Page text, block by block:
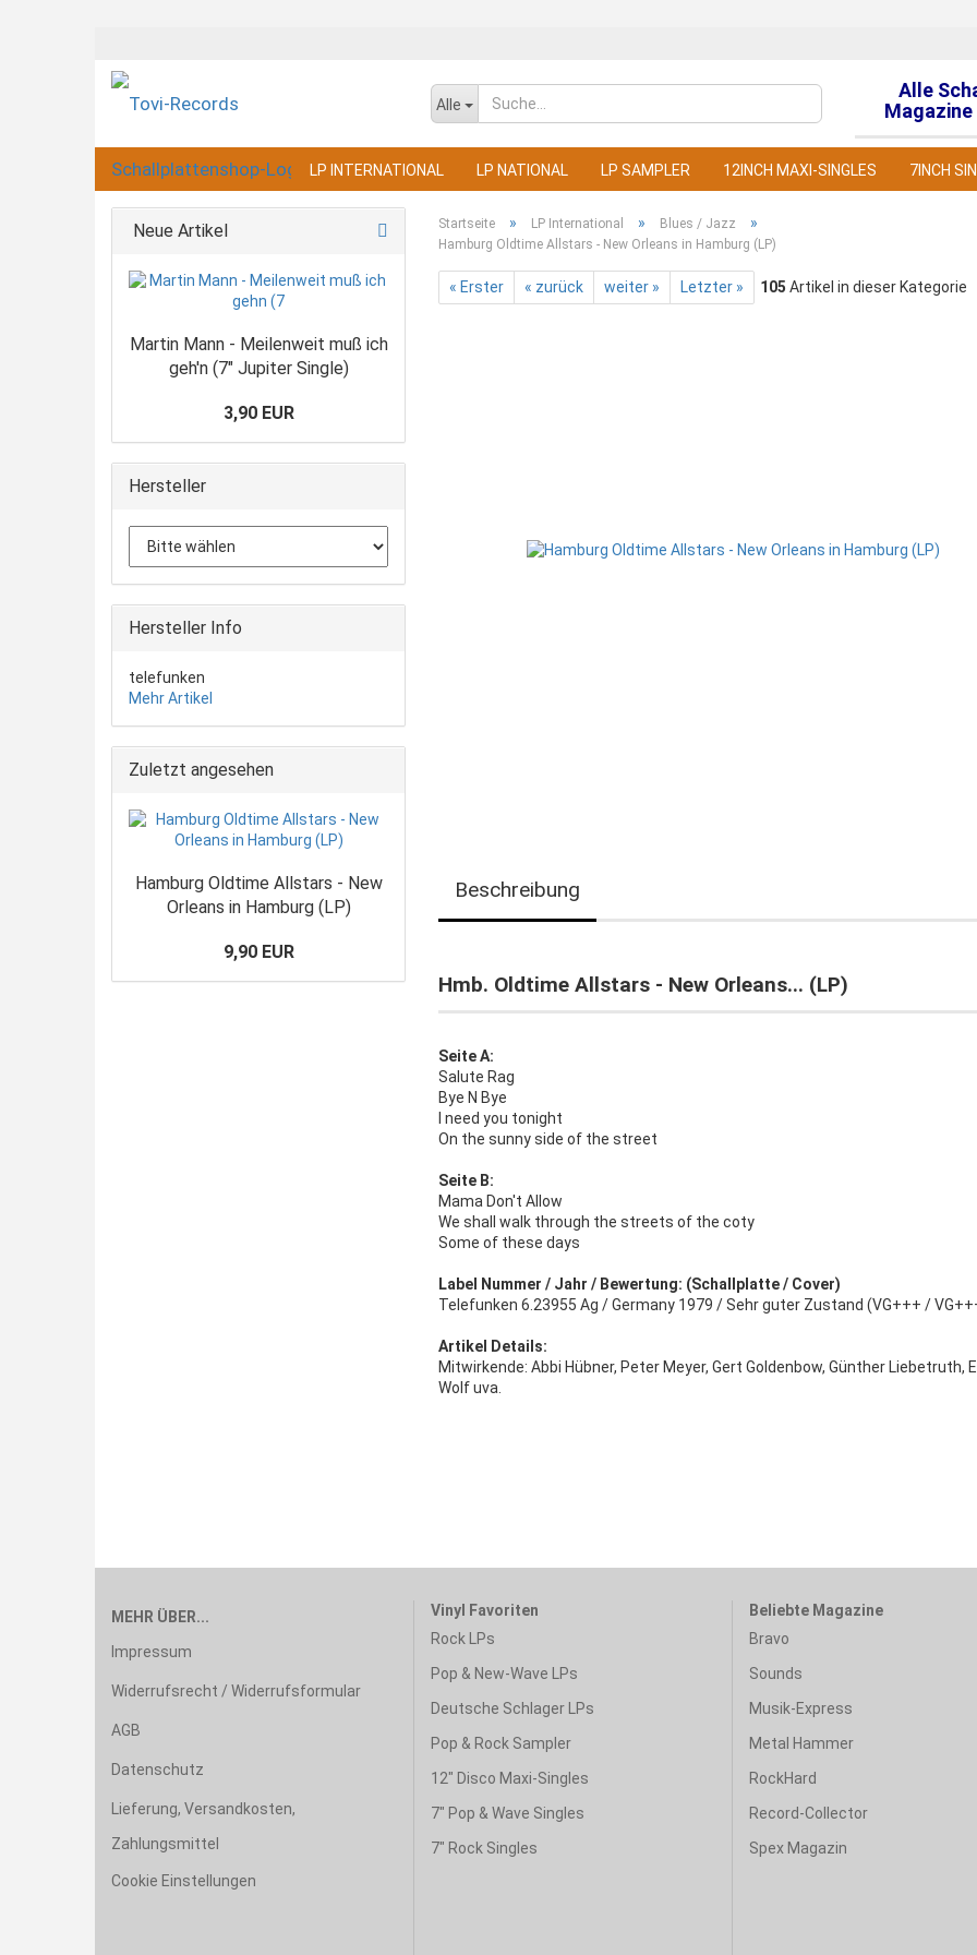
Sprache
Alle
Alle
LP INTERNATIONAL LP NATIONAL LP SAMPLER 12INCH MAXI-SINGLES 7INCH
Startseite » LP International » Blues / Jazz »
Hamburg Oldtime Allstars - New Orleans in Hamburg (LP)
« Erster « zurück weiter » Letzter » 105 Artikel in dieser Kategorie
Beschreibung
Hmb. Oldtime Allstars - New Orleans... (LP)
Seite A:
Salute Rag
Bye N Bye
I need you tonight
On the sunny side of the street
Seite B:
Mama Don't Allow
We shall walk through the streets of the coty
Some of these days
Label Nummer / Jahr / Bewertung: (Schallplatte / Cover)
Telefunken 6.23955 Ag / Germany 1979 / Sehr guter Zustand (VG+++ /
Artikel Details:
Mitwirkende: Abbi Hübner, Peter Meyer, Gert Goldenbow, Günther Liebetruth,
Wolf uva.
Neue Artikel
Martin Mann - Meilenweit muß ich
geh'n (7" Jupiter Single)
3,90 EUR
Hersteller
Hersteller Info
telefunken
Mehr Artikel
Zuletzt angesehen
Hamburg Oldtime Allstars - New
Orleans in Hamburg (LP)
9,90 EUR
MEHR ÜBER...
Impressum
Widerrufsrecht / Widerrufsformular
AGB
Datenschutz
Lieferung, Versandkosten,
Zahlungsmittel
Cookie Einstellungen
Vinyl Favoriten
Rock LPs
Pop & New-Wave LPs
Deutsche Schlager LPs
Pop & Rock Sampler
12" Disco Maxi-Singles
7" Pop & Wave Singles
7" Rock Singles
Beliebte Magazine
Bravo
Sounds
Musik-Express
Metal Hammer
RockHard
Record-Collector
Spex Magazin